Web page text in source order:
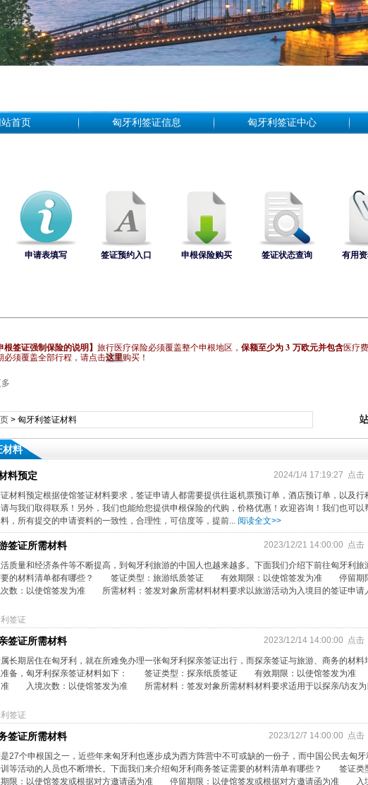
站首页 匈牙利签证信息 匈牙利签证中心
申请表填写 签证预约入口 申根保险购买 签证状态查询 有用
根签证强制保险的说明】 旅行医疗保险必须覆盖整个申根地区， 保额至少为 3 万欧元并包含医疗
必须覆盖全部行程 ，请点击这里购买！
> 匈牙利签证材料
材料
2024/1/4 17:19:27 点击
料预定
材料预定根据使馆签证材料要求，签证申请人都需要提供往返机票预订单，酒店预订单，以及行
与我们取得联系！另外，我们也能给您提供申根保险的代购，价格优惠！欢迎咨询！我们也可以
，所有提交的申请资料的一致性，合理性，可信度等，提前... 阅读全文>>
2023/12/21 14:00:00 点击
签证所需材料
质量和经济条件等不断提高，到匈牙利旅游的中国人也越来越多。下面我们介绍下前往匈牙利旅
要的材料清单都有哪些？ 签证类型：旅游纸质签证 有效期限：以使馆签发为准 停留期
：以使馆签发为准 所需材料：签发对象所需材料材料要求以旅游活动为入境目的签证申请
签证
2023/12/14 14:00:00 点击
签证所需材料
长期居住在匈牙利，就在所难免办理一张匈牙利探亲签证出行，而探亲签证与旅游、商务的材料
准备，匈牙利探亲签证材料如下： 签证类型：探亲纸质签证 有效期限：以使馆签发为准
准 入境次数：以使馆签发为准 所需材料：签发对象所需材料材料要求适用于以探亲/访友为
签证
2023/12/7 14:00:00 点击
签证所需材料
27个申根国之一，近些年来匈牙利也逐步成为西方阵营中不可或缺的一份子，而中国公民去匈牙
等活动的人员也不断增长。下面我们来介绍匈牙利商务签证需要的材料清单有哪些？ 签证类
：以使馆签发或根据对方邀请函为准 停留期限：以使馆签发或根据对方邀请函为准 入